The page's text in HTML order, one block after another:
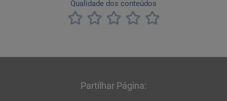
Partilhar Página: